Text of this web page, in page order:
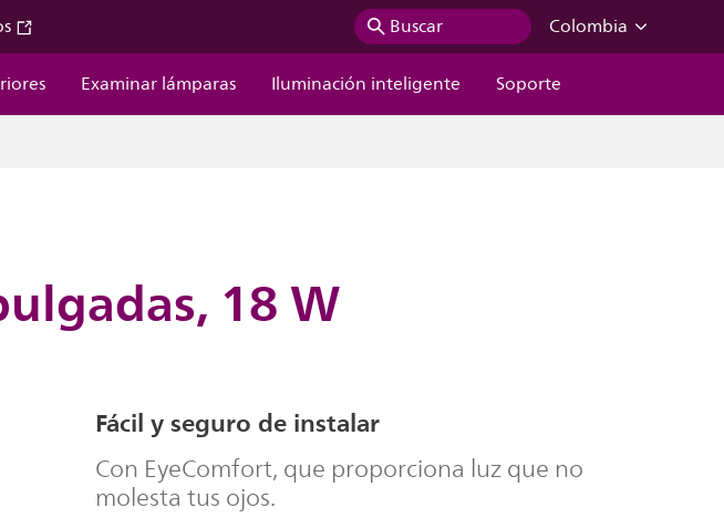
Buscar
Colombia
Examinar lámparas Iluminación inteligente Soporte
18 W
Fácil y seguro de instalar
Con EyeComfort, que proporciona luz que no
molesta tus ojos.